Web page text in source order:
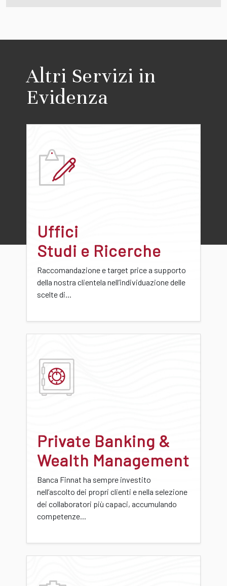
Altri Servizi in
Evidenza
Uffici
Studi e Ricerche
Raccomandazione e target price a supporto
della nostra clientela nell’individuazione delle
scelte di...
Private Banking &
Wealth Management
Banca Finnat ha sempre investito
nell’ascolto dei propri clienti e nella selezione
dei collaboratori più capaci, accumulando
competenze...